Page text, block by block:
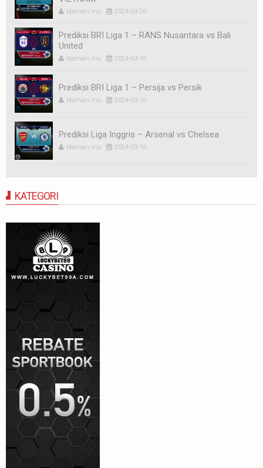
Idaman mu 2024-03-26
Prediksi BRI Liga 1 – RANS Nusantara vs Bali
United
Idaman mu 2024-03-16
Prediksi BRI Liga 1 – Persija vs Persik
Idaman mu 2024-03-16
Prediksi Liga Inggris – Arsenal vs Chelsea
Idaman mu 2024-03-16
KATEGORI